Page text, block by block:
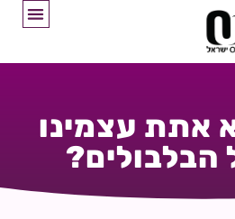
אתת עצמינו
הבלבולים?